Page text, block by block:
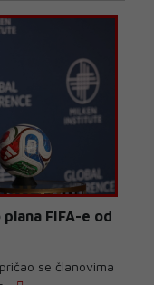
FIFA-e od
se članovima